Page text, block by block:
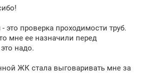
это проверка проходимости труб.
мне ее назначили перед
надо.
ЖК стала выговаривать мне за